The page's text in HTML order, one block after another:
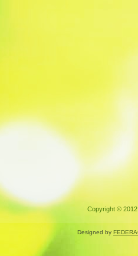
Copyright ©
Designed by